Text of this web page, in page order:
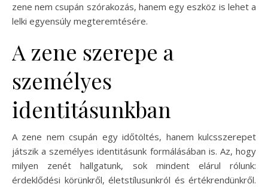
zene nem csupán szórakozás, hanem egy eszköz is lehet a
lelki egyensúly megteremtésére.
A zene szerepe a
személyes
identitásunkban
A zene nem csupán egy időtöltés, hanem kulcsszerepet
játszik a személyes identitásunk formálásában is. Az, hogy
milyen zenét hallgatunk, sok mindent elárul rólunk:
érdeklődési körünkről, életstílusunkról és értékrendünkről.